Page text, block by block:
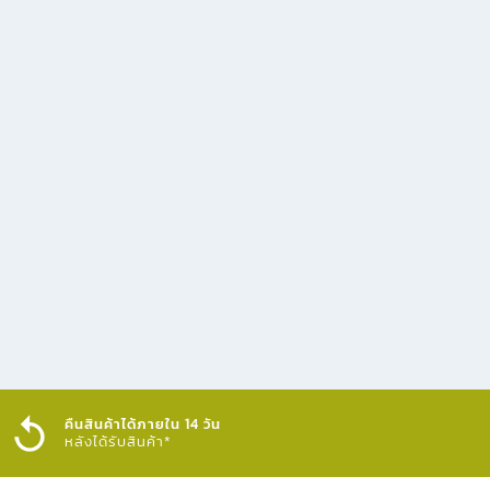
คืนสินค้าได้ภายใน 14 วัน
หลังได้รับสินค้า*